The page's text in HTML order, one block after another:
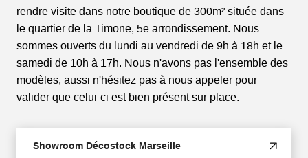
rendre visite dans notre boutique de 300m² située dans
le quartier de la Timone, 5e arrondissement. Nous
sommes ouverts du lundi au vendredi de 9h à 18h et le
samedi de 10h à 17h. Nous n'avons pas l'ensemble des
modèles, aussi n'hésitez pas à nous appeler pour
valider que celui-ci est bien présent sur place.
Showroom Décostock Marseille